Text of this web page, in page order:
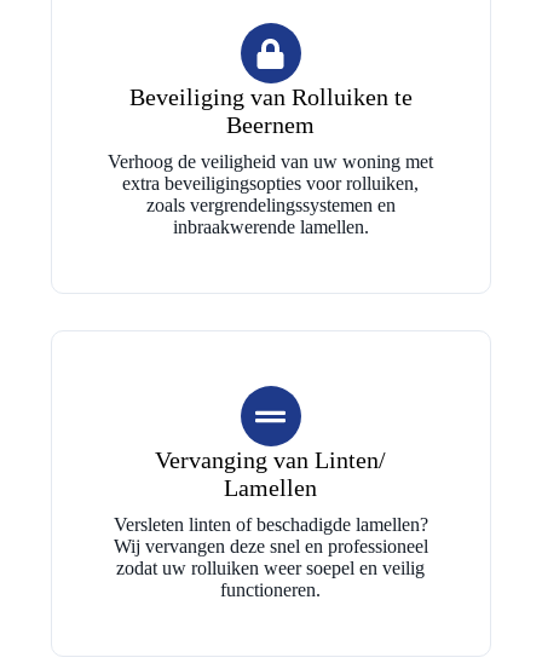
Beveiliging van Rolluiken te
Beernem
Verhoog de veiligheid van uw woning met
extra beveiligingsopties voor rolluiken,
zoals vergrendelingssystemen en
inbraakwerende lamellen.
Vervanging van Linten/
Lamellen
Versleten linten of beschadigde lamellen?
Wij vervangen deze snel en professioneel
zodat uw rolluiken weer soepel en veilig
functioneren.